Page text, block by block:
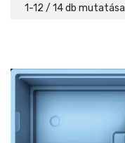
1-12 / 14 db mutatása